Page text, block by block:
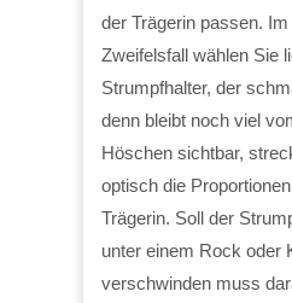
der Trägerin passen. Im
Zweifelsfall wählen Sie
Strumpfhalter, der
denn bleibt noch viel
Höschen sichtbar,
optisch die
Trägerin. Soll der
unter einem Rock oder
verschwinden muss